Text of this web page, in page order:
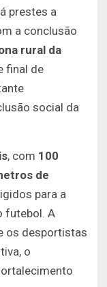
prestes a
a conclusão
rural da
final de
social da
, com 100
de
para a
futebol. A
os desportistas
o